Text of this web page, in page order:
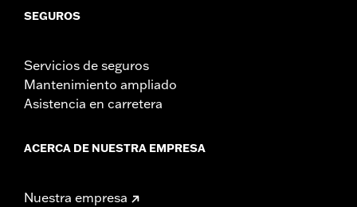
SEGUROS
Servicios de seguros
Mantenimiento ampliado
Asistencia en carretera
ACERCA DE NUESTRA EMPRESA
Nuestra empresa